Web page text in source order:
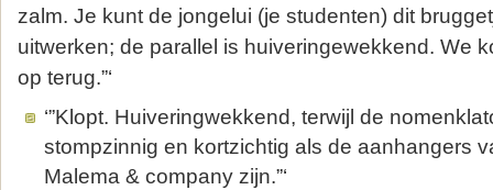
zalm. Je kunt de jongelui (je studenten) dit
uitwerken; de parallel is huiveringewekkend. We
op terug.”‘
‘”Klopt. Huiveringwekkend, terwijl de
stompzinnig en kortzichtig als de aanhangers
Malema & company zijn.”‘